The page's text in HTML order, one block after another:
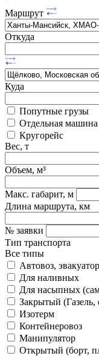
Маршрут
Откуда
Куда
Попутные грузы
Отдельная машина
Кругорейс
Вес, т
Объем, м³
Макс. габарит, м
Длина маршрута, км
№ заявки
Тип транспорта
Все типы
Автовоз, эвакуатор
Для наливных
Для насыпных
Закрытый (Газель,
Изотерм
Контейнеровоз
Манипулятор
Открытый (борт,